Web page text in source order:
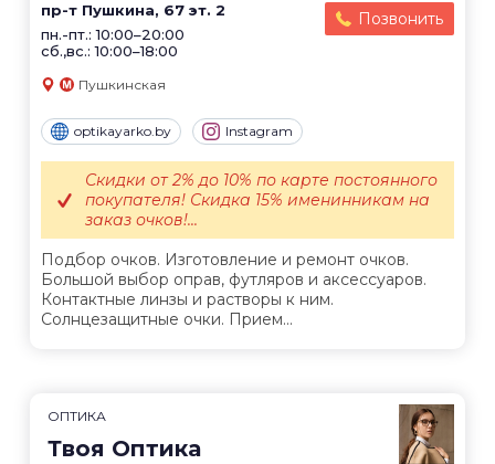
пр-т Пушкина, 67 эт. 2
пн.-пт.: 10:00–20:00
сб.,вс.: 10:00–18:00
Позвонить
Пушкинская
optikayarko.by Instagram
Подбор очков. Изготовление и ремонт очков.
Большой выбор оправ, футляров и аксессуаров.
Контактные линзы и растворы к ним.
Солнцезащитные очки. Прием...
Скидки от 2% до 10% по карте постоянного
покупателя! Скидка 15% именинникам на
заказ очков!...
ОПТИКА
Твоя Оптика